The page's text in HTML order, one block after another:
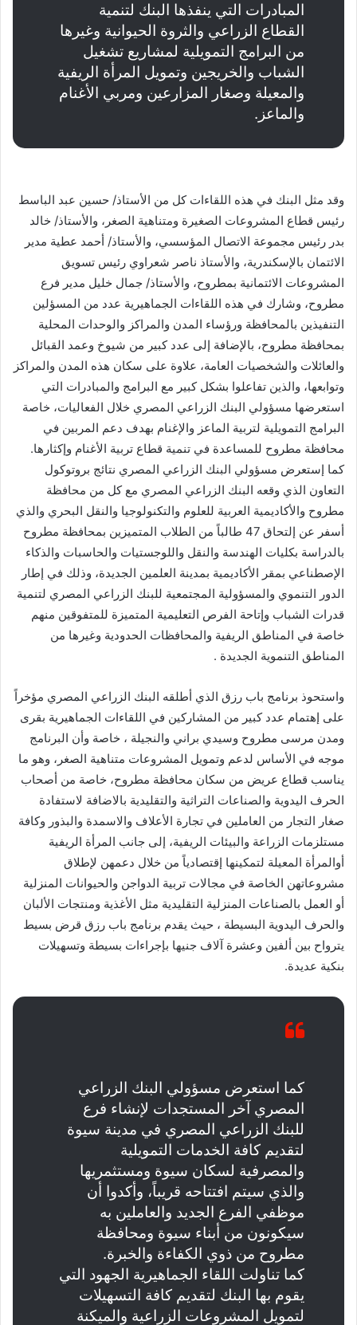
المبادرات التي ينفذها البنك لتنمية
القطاع الزراعي والثروة الحيوانية وغيرها
من البرامج التمويلية لمشاريع تشغيل
الشباب والخريجين وتمويل المرأة الريفية
والمعيلة وصغار المزارعين ومربي الأغنام
والماعز.
وقد مثل البنك في هذه اللقاءات كل من الأستاذ/ حسين عبد الباسط
رئيس قطاع المشروعات الصغيرة ومتناهية الصغر، والأستاذ/ خالد
بدر رئيس مجموعة الاتصال المؤسسي، والأستاذ/ أحمد عطية مدير
الائتمان بالإسكندرية، والأستاذ ناصر شعراوي رئيس تسويق
المشروعات الائتمانية بمطروح، والأستاذ/ جمال خليل مدير فرع
مطروح، وشارك في هذه اللقاءات الجماهيرية عدد من المسؤلين
التنفيذين بالمحافظة ورؤساء المدن والمراكز والوحدات المحلية
بمحافظة مطروح، بالإضافة إلى عدد كبير من شيوخ وعمد القبائل
والعائلات والشخصيات العامة، علاوة على سكان هذه المدن والمراكز
وتوابعها، والذين تفاعلوا بشكل كبير مع البرامج والمبادرات التي
استعرضها مسؤولي البنك الزراعي المصري خلال الفعاليات، خاصة
البرامج التمويلية لتربية الماعز والإغنام بهدف دعم المربين في
محافظة مطروح للمساعدة في تنمية قطاع تربية الأغنام وإكثارها.
كما إستعرض مسؤولي البنك الزراعي المصري نتائج بروتوكول
التعاون الذي وقعه البنك الزراعي المصري مع كل من محافظة
مطروح والأكاديمية العربية للعلوم والتكنولوجيا والنقل البحري والذي
أسفر عن إلتحاق 47 طالباً من الطلاب المتميزين بمحافظة مطروح
بالدراسة بكليات الهندسة والنقل واللوجستيات والحاسبات والذكاء
الإصطناعي بمقر الأكاديمية بمدينة العلمين الجديدة، وذلك في إطار
الدور التنموي والمسؤولية المجتمعية للبنك الزراعي المصري لتنمية
قدرات الشباب وإتاحة الفرص التعليمية المتميزة للمتفوقين منهم
خاصة في المناطق الريفية والمحافظات الحدودية وغيرها من
المناطق التنموية الجديدة .
واستحوذ برنامج باب رزق الذي أطلقه البنك الزراعي المصري مؤخراً
على إهتمام عدد كبير من المشاركين في اللقاءات الجماهيرية بقرى
ومدن مرسى مطروح وسيدي براني والنجيلة ، خاصة وأن البرنامج
موجه في الأساس لدعم وتمويل المشروعات متناهية الصغر، وهو ما
يناسب قطاع عريض من سكان محافظة مطروح، خاصة من أصحاب
الحرف اليدوية والصناعات التراثية والتقليدية بالاضافة لاستفادة
صغار التجار من العاملين في تجارة الأعلاف والاسمدة والبذور وكافة
مستلزمات الزراعة والبيئات الريفية، إلى جانب المرأة الريفية
أوالمرأة المعيلة لتمكينها إقتصادياً من خلال دعمهن لإطلاق
مشروعاتهن الخاصة في مجالات تربية الدواجن والحيوانات المنزلية
أو العمل بالصناعات المنزلية التقليدية مثل الأغذية ومنتجات الألبان
والحرف اليدوية البسيطة ، حيث يقدم برنامج باب رزق قرض بسيط
يترواح بين ألفين وعشرة آلاف جنيها بإجراءات بسيطة وتسهيلات
بنكية عديدة.
كما استعرض مسؤولي البنك الزراعي
المصري آخر المستجدات لإنشاء فرع
للبنك الزراعي المصري في مدينة سيوة
لتقديم كافة الخدمات التمويلية
والمصرفية لسكان سيوة ومستثمريها
والذي سيتم افتتاحه قريباً، وأكدوا أن
موظفي الفرع الجديد والعاملين به
سيكونون من أبناء سيوة ومحافظة
مطروح من ذوي الكفاءة والخبرة.
كما تناولت اللقاء الجماهيرية الجهود التي
يقوم بها البنك لتقديم كافة التسهيلات
لتمويل المشروعات الزراعية والميكنة